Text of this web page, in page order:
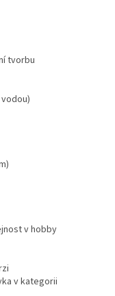
tvorbu
v hobby
v kategorii